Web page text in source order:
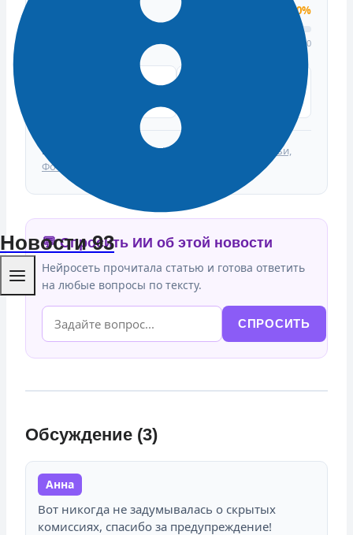
Новости 93
50%
Подтвердили: 0 | Опровергли: 0
Источники:
Кубанские Новости: Новости, Статьи,
Фоторепортажи, Авторские колонки
💬 Спросить ИИ об этой новости
Нейросеть прочитала статью и готова ответить
на любые вопросы по тексту.
СПРОСИТЬ
Обсуждение (3)
Анна
Вот никогда не задумывалась о скрытых
комиссиях, спасибо за предупреждение!